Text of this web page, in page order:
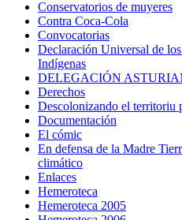
Conservatorios de muyeres
Contra Coca-Cola
Convocatorias
Declaración Universal de
Indígenas
DELEGACIÓN
Derechos
Descolonizando el territoriu
Documentación
El cómic
En defensa de la Madre
climático
Enlaces
Hemeroteca
Hemeroteca 2005